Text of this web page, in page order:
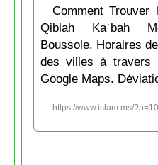
Comment
Qiblah Kaʿbah
Boussole. Horaires
des villes à travers
Google Maps.
https://www.islam.ms/